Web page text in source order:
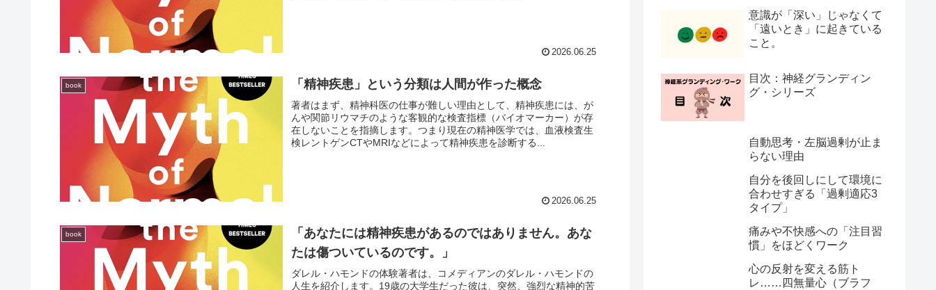
2026.06.25
book 「精神疾患」という分類は人間が作った概念
著者はまず、精神科医の仕事が難しい理由として、精神疾患には、が
んや関節リウマチのような客観的な検査指標（バイオマーカー）が存
在しないことを指摘します。つまり現在の精神医学では、血液検査生
検レントゲンCTやMRIなどによって精神疾患を診断する...
2026.06.25
book
「あなたには精神疾患があるのではありません。あな
たは傷ついているのです。」
ダレル・ハモンドの体験著者は、コメディアンのダレル・ハモンドの
人生を紹介します。19歳の大学生だった彼は、突然、強烈な精神的苦
意識が「深い」じゃなくて
「遠いとき」に起きている
こと。
目次：神経グランディン
グ・シリーズ
自動思考・左脳過剰が止ま
らない理由
自分を後回しにして環境に
合わせすぎる「過剰適応3
タイプ」
痛みや不快感への「注目習
慣」をほどくワーク
心の反射を変える筋ト
レ……四無量心（ブラフ